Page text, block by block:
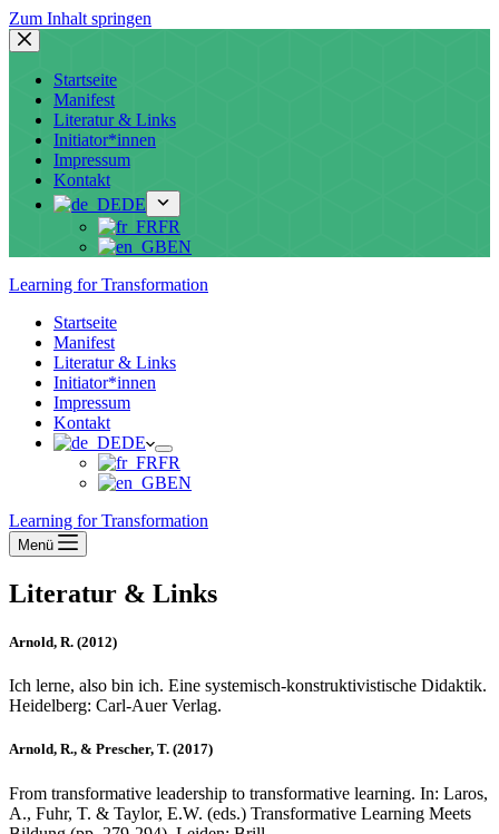
Zum Inhalt springen
Startseite
Manifest
Literatur & Links
Initiator*innen
Impressum
Kontakt
DE
FR
EN
Learning for Transformation
Startseite
Manifest
Literatur & Links
Initiator*innen
Impressum
Kontakt
DE
FR
EN
Learning for Transformation
Menü
Literatur & Links
Arnold, R. (2012)
Ich lerne, also bin ich. Eine systemisch-konstruktivistische Didaktik.
Heidelberg: Carl-Auer Verlag.
Arnold, R., & Prescher, T. (2017)
From transformative leadership to transformative learning. In: Laros,
A., Fuhr, T. & Taylor, E.W. (eds.) Transformative Learning Meets